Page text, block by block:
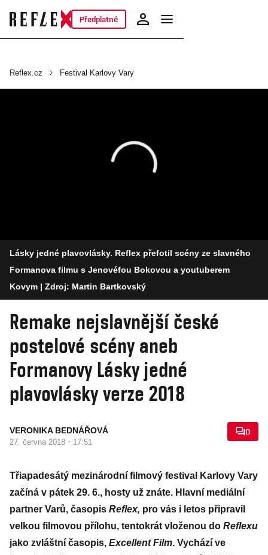
Předplatné
Reflex.cz Festival Karlovy Vary
Lásky jedné plavovlásky. Reflex přefotil scény ze slavného
Formanova filmu s Jenovéfou Bokovou a youtuberem
Kovym | Zdroj: Martin Bartkovský
Remake nejslavnější české
postelové scény aneb
Formanovy Lásky jedné
plavovlásky verze 2018
VERONIKA BEDNÁŘOVÁ
27. června 2018 · 17:51
0
Třiapadesátý mezinárodní filmový festival Karlovy Vary
začíná v pátek 29. 6., hosty už znáte. Hlavní mediální
partner Varů, časopis Reflex, pro vás i letos připravil
velkou filmovou přílohu, tentokrát vloženou do Reflexu
jako zvláštní časopis, Excellent Film. Vychází ve